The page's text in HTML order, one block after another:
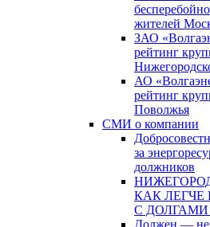
жителей
ЗАО
рейтинг
АО
рейтинг
Поволжья
СМИ о компании
за
должников
КАК ЛЕГЧЕ
С ДОЛГАМИ